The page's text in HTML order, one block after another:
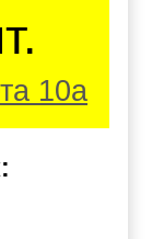
10а